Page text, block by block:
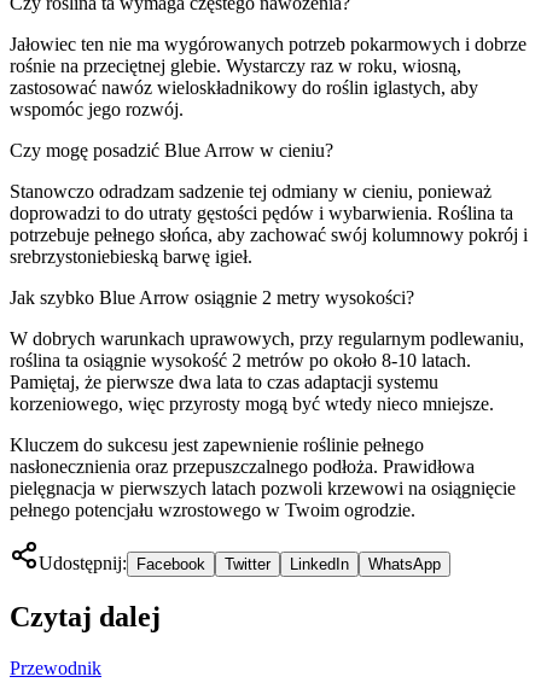
Jałowiec ten nie ma wygórowanych potrzeb pokarmowych i dobrze
rośnie na przeciętnej glebie. Wystarczy raz w roku, wiosną,
zastosować nawóz wieloskładnikowy do roślin iglastych, aby
wspomóc jego rozwój.
Czy mogę posadzić Blue Arrow w cieniu?
Stanowczo odradzam sadzenie tej odmiany w cieniu, ponieważ
doprowadzi to do utraty gęstości pędów i wybarwienia. Roślina ta
potrzebuje pełnego słońca, aby zachować swój kolumnowy pokrój i
srebrzystoniebieską barwę igieł.
Jak szybko Blue Arrow osiągnie 2 metry wysokości?
W dobrych warunkach uprawowych, przy regularnym podlewaniu,
roślina ta osiągnie wysokość 2 metrów po około 8-10 latach.
Pamiętaj, że pierwsze dwa lata to czas adaptacji systemu
korzeniowego, więc przyrosty mogą być wtedy nieco mniejsze.
Kluczem do sukcesu jest zapewnienie roślinie pełnego
nasłonecznienia oraz przepuszczalnego podłoża. Prawidłowa
pielęgnacja w pierwszych latach pozwoli krzewowi na osiągnięcie
pełnego potencjału wzrostowego w Twoim ogrodzie.
Udostępnij: Facebook Twitter LinkedIn WhatsApp
Czytaj dalej
Przewodnik